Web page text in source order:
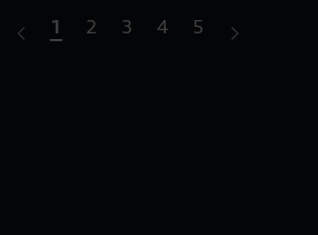
1 2 3 4 5